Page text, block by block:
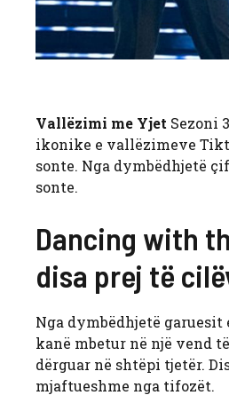
Vallëzimi me Yjet Sezoni
ikonike e vallëzimeve
sonte. Nga dymbëdhjetë
sonte.
Dancing with
disa prej të
Nga dymbëdhjetë garuesit
kanë mbetur në një vend
dërguar në shtëpi tjetër.
mjaftueshme nga tifozët.